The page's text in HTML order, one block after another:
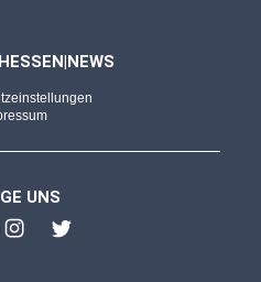
UNS